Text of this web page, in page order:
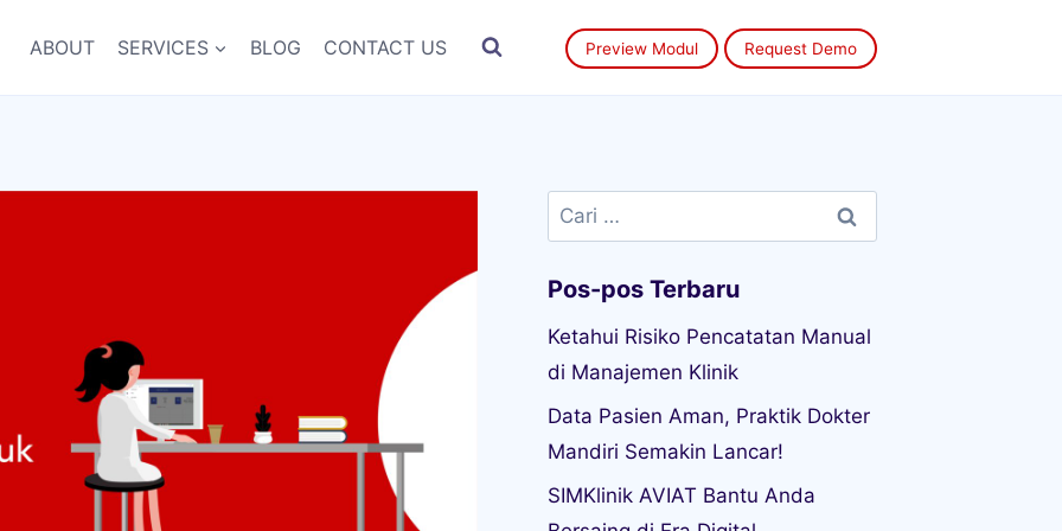
ABOUT SERVICES BLOG CONTACT US Preview Modul Request Demo
Cari
untuk:
Pos-pos Terbaru
Ketahui Risiko Pencatatan Manual
di Manajemen Klinik
Data Pasien Aman, Praktik Dokter
Mandiri Semakin Lancar!
SIMKlinik AVIAT Bantu Anda